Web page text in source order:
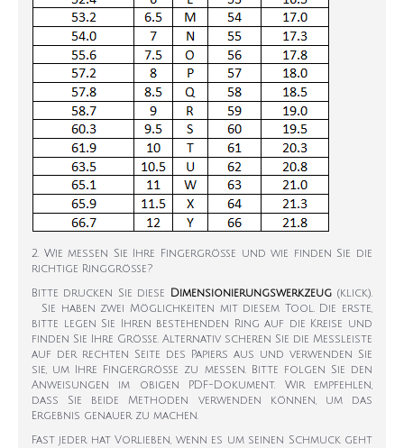
2. Wie messen Sie Ihre Fingergröße und wie finden Sie die
richtige Ringgröße?
Bitte drucken Sie diese Dimensionierungswerkzeug (klick).
Sie haben zwei Möglichkeiten mit diesem Tool. Die erste,
bitte legen Sie Ihren bestehenden Ring auf die Kreise und
finden Sie Ihre Größe. Alternativ scheren Sie die Messleiste
auf der rechten Seite des Papiers aus und verwenden Sie
sie, um Ihre Fingergröße zu messen. Bitte folgen Sie den
Anweisungen im obigen PDF-Dokument. Wir empfehlen,
dass Sie beide Methoden verwenden können, um das
Ergebnis genauer zu machen.
Fast jeder hat Vorlieben, wenn es um seinen Schmuck geht